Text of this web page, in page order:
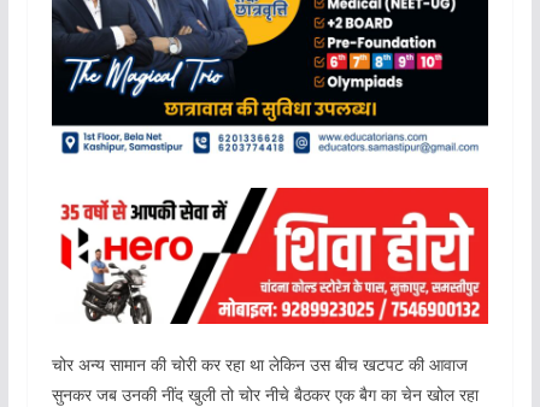
चोर अन्य सामान की चोरी कर रहा था लेकिन उस बीच खटपट की आवाज
सुनकर जब उनकी नींद खुली तो चोर नीचे बैठकर एक बैग का चेन खोल रहा